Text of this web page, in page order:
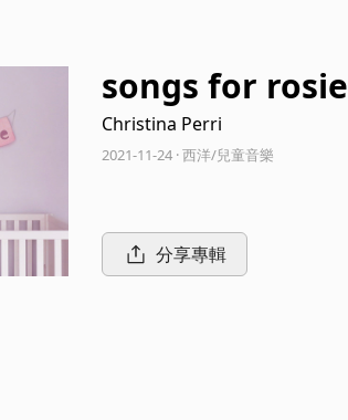
songs for rosie
Christina Perri
2021-11-24 · 西洋/兒童音樂
分享專輯